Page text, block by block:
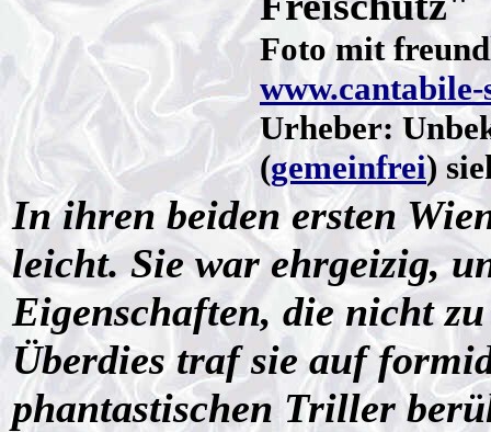
Foto mit
Urheber:
(gemeinfrei)
In ihren beiden ersten
leicht. Sie war ehrgeizig,
Eigenschaften, die nicht
Überdies traf sie auf
phantastischen Triller